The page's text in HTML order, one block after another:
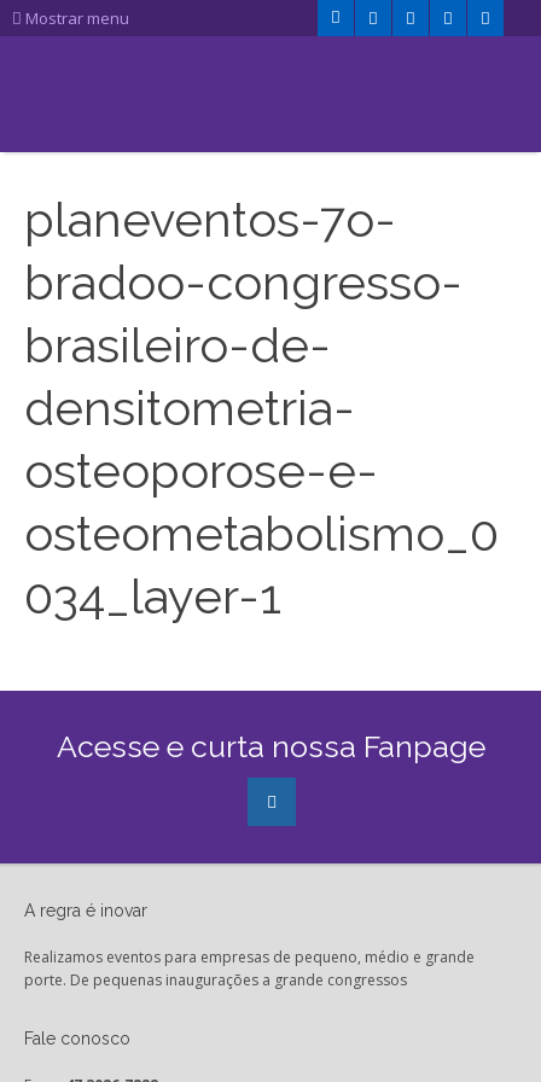
Mostrar menu
planeventos-7o-
bradoo-congresso-
brasileiro-de-
densitometria-
osteoporose-e-
osteometabolismo_0
034_layer-1
Acesse e curta nossa Fanpage
A regra é inovar
Realizamos eventos para empresas de pequeno, médio e grande
porte. De pequenas inaugurações a grande congressos
Fale conosco